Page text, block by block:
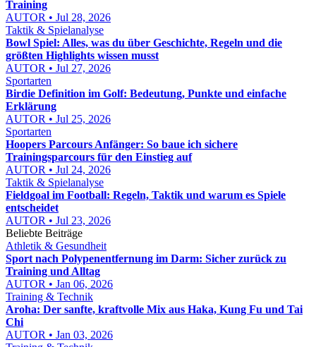
Training
AUTOR • Jul 28, 2026
Taktik & Spielanalyse
Bowl Spiel: Alles, was du über Geschichte, Regeln und die
größten Highlights wissen musst
AUTOR • Jul 27, 2026
Sportarten
Birdie Definition im Golf: Bedeutung, Punkte und einfache
Erklärung
AUTOR • Jul 25, 2026
Sportarten
Hoopers Parcours Anfänger: So baue ich sichere
Trainingsparcours für den Einstieg auf
AUTOR • Jul 24, 2026
Taktik & Spielanalyse
Fieldgoal im Football: Regeln, Taktik und warum es Spiele
entscheidet
AUTOR • Jul 23, 2026
Beliebte Beiträge
Athletik & Gesundheit
Sport nach Polypenentfernung im Darm: Sicher zurück zu
Training und Alltag
AUTOR • Jan 06, 2026
Training & Technik
Aroha: Der sanfte, kraftvolle Mix aus Haka, Kung Fu und Tai
Chi
AUTOR • Jan 03, 2026